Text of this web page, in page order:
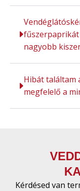
fűszerpaprikát
nagyobb
Hibát találtam
megfelelő a
Kérdésed van